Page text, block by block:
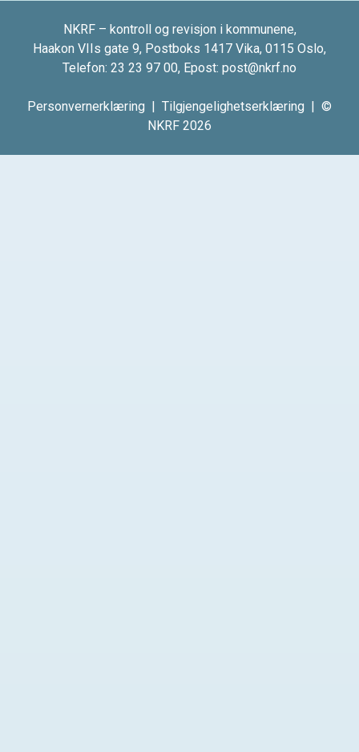
NKRF – kontroll og revisjon i kommunene,
Haakon VIIs gate 9, Postboks 1417 Vika, 0115 Oslo,
Telefon: 23 23 97 00, Epost: post@nkrf.no
Personvernerklæring | Tilgjengelighetserklæring | ©
NKRF 2026